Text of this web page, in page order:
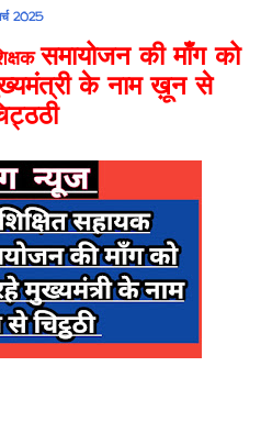
2025
समायोजन की माँग को
के नाम ख़ून से